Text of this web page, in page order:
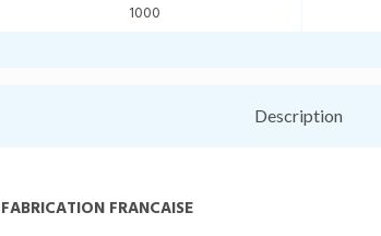
1000
Description
FABRICATION FRANCAISE